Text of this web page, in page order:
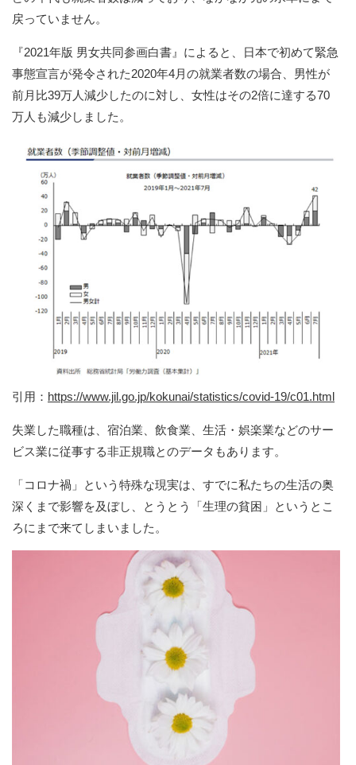
戻っていません。
『2021年版 男女共同参画白書』によると、日本で初めて緊急
事態宣言が発令された2020年4月の就業者数の場合、男性が
前月比39万人減少したのに対し、女性はその2倍に達する70
万人も減少しました。
引用： https://www.jil.go.jp/kokunai/statistics/covid-19/c01.html
失業した職種は、宿泊業、飲食業、生活・娯楽業などのサー
ビス業に従事する非正規職とのデータもあります。
「コロナ禍」という特殊な現実は、すでに私たちの生活の奥
深くまで影響を及ぼし、とうとう「生理の貧困」というとこ
ろにまで来てしまいました。